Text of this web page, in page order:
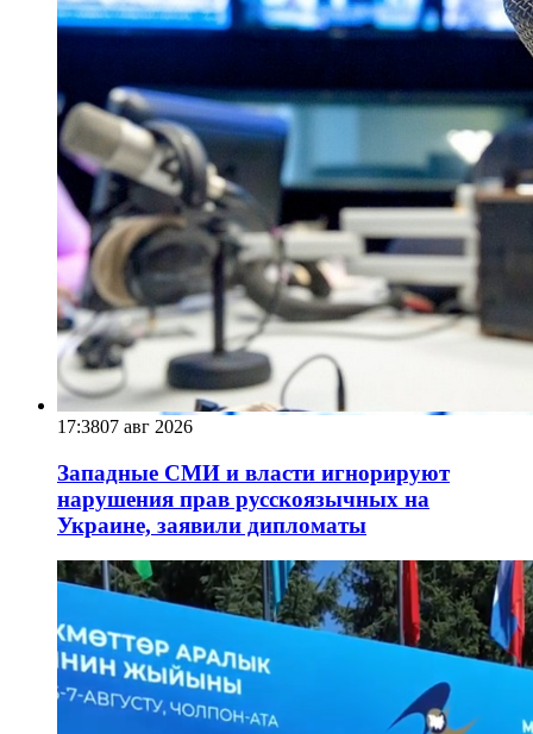
17:3807 авг 2026
Западные СМИ и власти игнорируют
нарушения прав русскоязычных на
Украине, заявили дипломаты